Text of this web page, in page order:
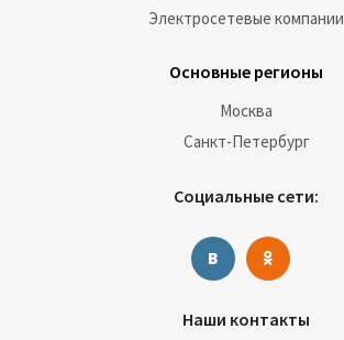
Электросетевые компании
Основные регионы
Москва
Санкт-Петербург
Социальные сети:
Наши контакты